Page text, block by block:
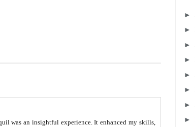
was an insightful experience. It enhanced my skills,
►
►
►
►
►
►
►
►